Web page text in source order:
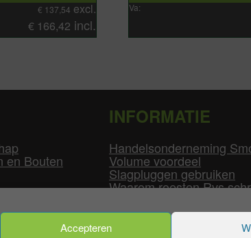
Accepteren
€ 137,54 excl.
€ 166,42 incl.
Va:
en Bouten
INFORMATIE
Handelsonderneming
Volume voordeel
Slagpluggen gebruiken
Waarom roesten Rvs
Pvc-buizen diameters
Flenzen tabel